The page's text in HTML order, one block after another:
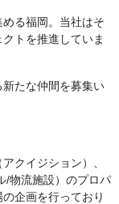
る福岡。当社はそ
トを推進していま
たな仲間を募集い
クイジション）、
/物流施設）のプロパ
企画を行っており